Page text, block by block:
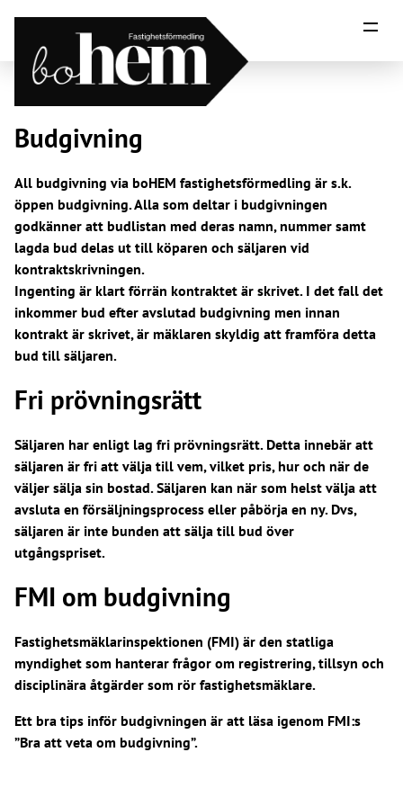
Hoppa till innehåll
Budgivning
All budgivning via boHEM fastighetsförmedling är s.k.
öppen budgivning. Alla som deltar i budgivningen
godkänner att budlistan med deras namn, nummer samt
lagda bud delas ut till köparen och säljaren vid
kontraktskrivningen.
Ingenting är klart förrän kontraktet är skrivet. I det fall det
inkommer bud efter avslutad budgivning men innan
kontrakt är skrivet, är mäklaren skyldig att framföra detta
bud till säljaren.
Fri prövningsrätt
Säljaren har enligt lag fri prövningsrätt. Detta innebär att
säljaren är fri att välja till vem, vilket pris, hur och när de
väljer sälja sin bostad. Säljaren kan när som helst välja att
avsluta en försäljningsprocess eller påbörja en ny. Dvs,
säljaren är inte bunden att sälja till bud över
utgångspriset.
FMI om budgivning
Fastighetsmäklarinspektionen (FMI) är den statliga
myndighet som hanterar frågor om registrering, tillsyn och
disciplinära åtgärder som rör fastighetsmäklare.
Ett bra tips inför budgivningen är att läsa igenom FMI:s
”Bra att veta om budgivning”.